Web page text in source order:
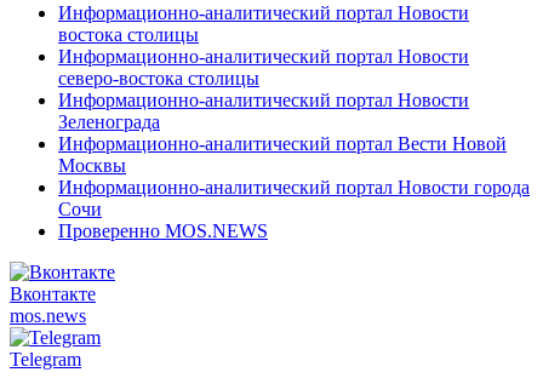
Информационно-аналитический портал Новости
востока столицы
Информационно-аналитический портал Новости
северо-востока столицы
Информационно-аналитический портал Новости
Зеленограда
Информационно-аналитический портал Вести Новой
Москвы
Информационно-аналитический портал Новости города
Сочи
Проверенно MOS.NEWS
Вконтакте
mos.news
Telegram